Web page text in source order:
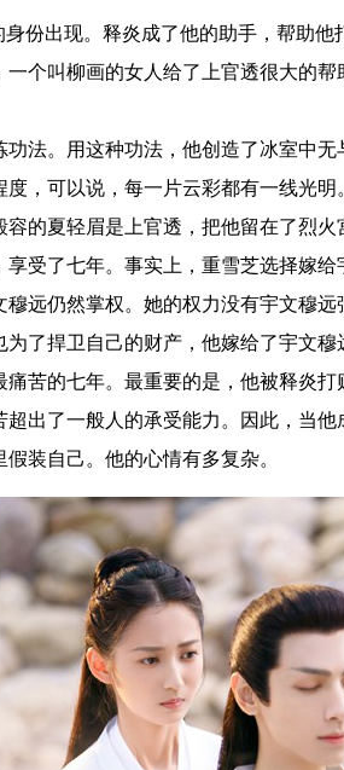
出现。释炎成了他的助手，帮助他
个叫柳画的女人给了上官透很大的
法。用这种功法，他创造了冰室中
，可以说，每一片云彩都有一线光
夏轻眉是上官透，把他留在了烈火
受了七年。事实上，重雪芝选择嫁给
仍然掌权。她的权力没有宇文穆远
了捍卫自己的财产，他嫁给了宇文穆
的七年。最重要的是，他被释炎打
出了一般人的承受能力。因此，当
装自己。他的心情有多复杂。